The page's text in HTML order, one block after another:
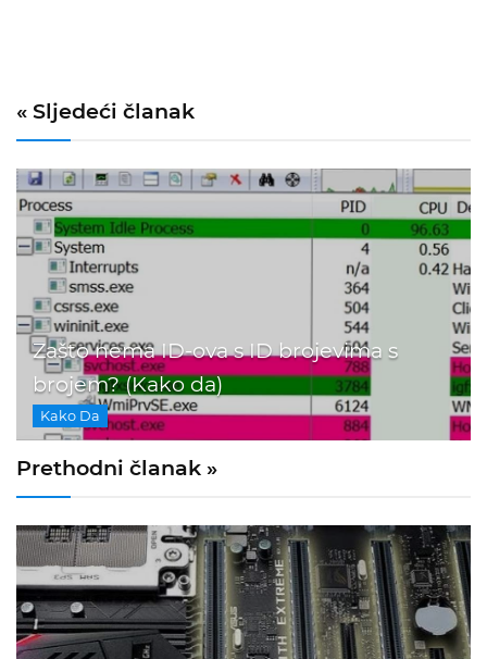
« Sljedeći članak
Zašto nema ID-ova s ​​ID brojevima s
brojem? (Kako da)
Kako Da
Prethodni članak »